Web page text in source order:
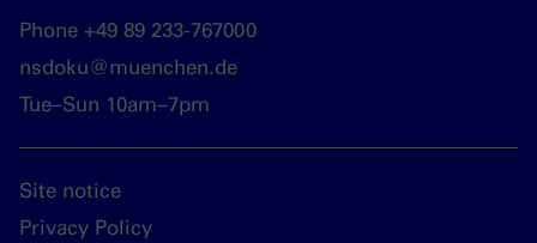
Phone +49 89 233-767000
nsdoku@muenchen.de
Tue–Sun 10am–7pm
Site notice
Privacy Policy